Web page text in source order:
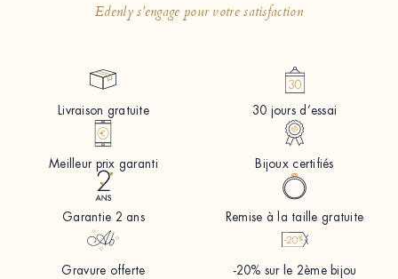
Edenly s'engage pour votre satisfaction
Livraison gratuite 30 jours d’essai
Meilleur prix garanti Bijoux certifiés
Garantie 2 ans Remise à la taille gratuite
Gravure offerte -20% sur le 2ème bijou